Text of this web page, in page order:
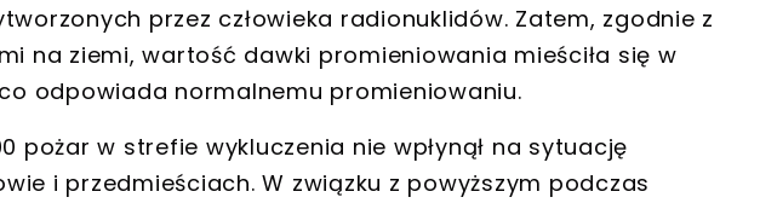
przez człowieka radionuklidów. Zatem, zgodnie z
na ziemi, wartość dawki promieniowania mieściła się w
odpowiada normalnemu promieniowaniu.
pożar w strefie wykluczenia nie wpłynął na sytuację
i przedmieściach. W związku z powyższym podczas